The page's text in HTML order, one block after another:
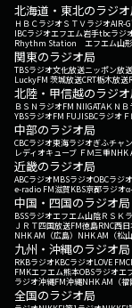
北海道・東北のラジ
ＨＢＣラジオＳＴＶラジオAIR-
IBCラジオエフエム岩手tbcラジ
Rhythm Station エフエム山形
関東のラジオ局
TBSラジオ文化放送ニッポン放送
LuckyFM 茨城放送CRT栃木放送
北陸・甲信越のラジ
ＢＳＮラジオFM NIIGATAＫＮＢ
YBSラジオFM FUJISBCラジオ
中部のラジオ局
CBCラジオ東海ラジオぎふチャン
レディオキューブ ＦＭ三重NHK
近畿のラジオ局
ABCラジオMBSラジオOBCラジ
e-radio FM滋賀KBS京都ラジオ
中国・四国のラジオ局
BSSラジオエフエム山陰ＲＳＫ
ＪＲＴ四国放送FM徳島RNC西
NHK AM（広島） NHK AM（松山
九州・沖縄のラジオ局
RKBラジオKBCラジオLOVE FM
FMKエフエム熊本OBSラジオエ
ラジオ沖縄FM沖縄NHK AM（福
全国のラジオ局